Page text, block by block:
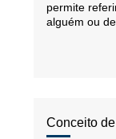
permite
alguém ou
Conceito de